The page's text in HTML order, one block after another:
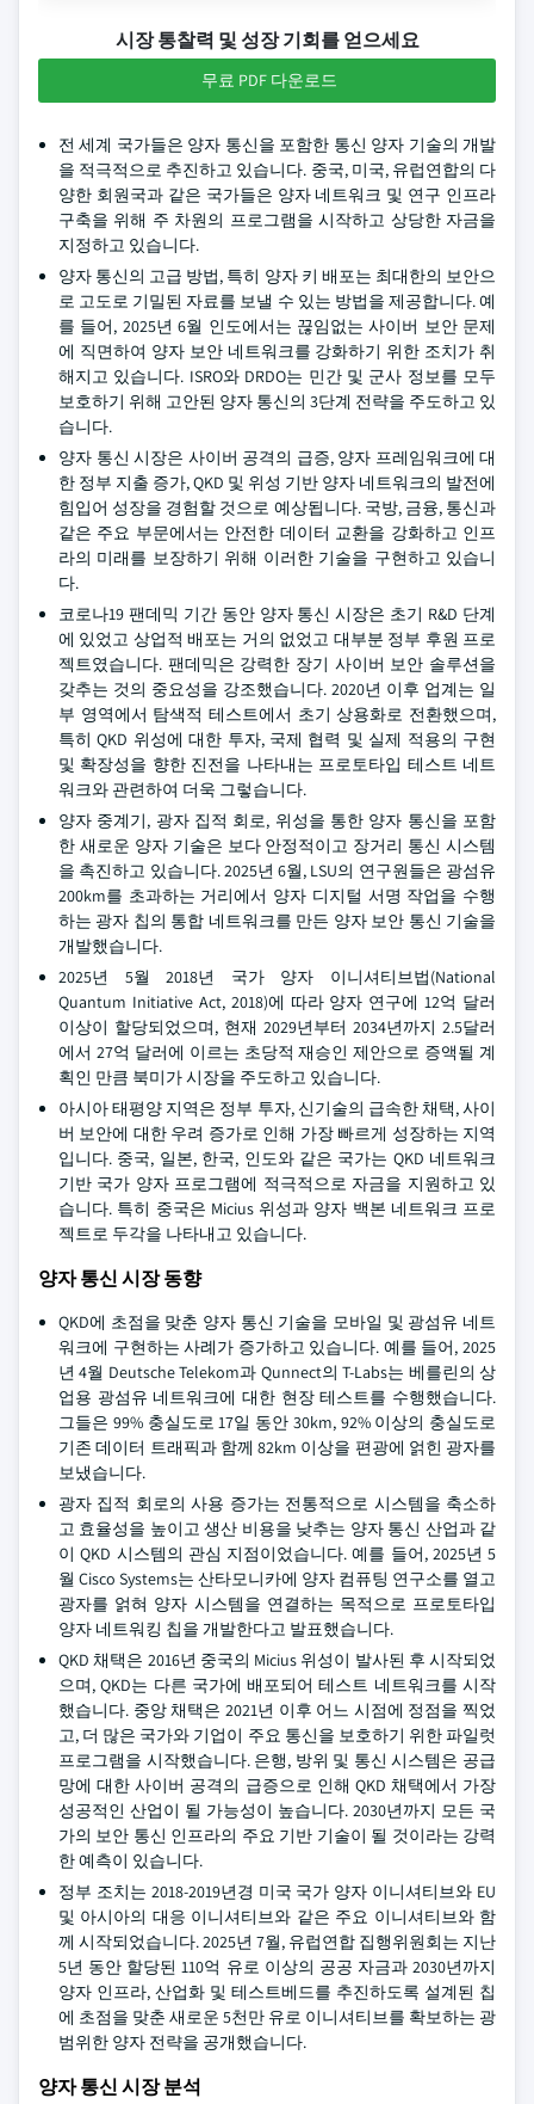
시장 통찰력 및 성장 기회를 얻으세요
무료 PDF 다운로드
전 세계 국가들은 양자 통신을 포함한 통신 양자 기술의 개발
을 적극적으로 추진하고 있습니다. 중국, 미국, 유럽연합의 다
양한 회원국과 같은 국가들은 양자 네트워크 및 연구 인프라
구축을 위해 주 차원의 프로그램을 시작하고 상당한 자금을
지정하고 있습니다.
양자 통신의 고급 방법, 특히 양자 키 배포는 최대한의 보안으
로 고도로 기밀된 자료를 보낼 수 있는 방법을 제공합니다. 예
를 들어, 2025년 6월 인도에서는 끊임없는 사이버 보안 문제
에 직면하여 양자 보안 네트워크를 강화하기 위한 조치가 취
해지고 있습니다. ISRO와 DRDO는 민간 및 군사 정보를 모두
보호하기 위해 고안된 양자 통신의 3단계 전략을 주도하고 있
습니다.
양자 통신 시장은 사이버 공격의 급증, 양자 프레임워크에 대
한 정부 지출 증가, QKD 및 위성 기반 양자 네트워크의 발전에
힘입어 성장을 경험할 것으로 예상됩니다. 국방, 금융, 통신과
같은 주요 부문에서는 안전한 데이터 교환을 강화하고 인프
라의 미래를 보장하기 위해 이러한 기술을 구현하고 있습니
다.
코로나19 팬데믹 기간 동안 양자 통신 시장은 초기 R&D 단계
에 있었고 상업적 배포는 거의 없었고 대부분 정부 후원 프로
젝트였습니다. 팬데믹은 강력한 장기 사이버 보안 솔루션을
갖추는 것의 중요성을 강조했습니다. 2020년 이후 업계는 일
부 영역에서 탐색적 테스트에서 초기 상용화로 전환했으며,
특히 QKD 위성에 대한 투자, 국제 협력 및 실제 적용의 구현
및 확장성을 향한 진전을 나타내는 프로토타입 테스트 네트
워크와 관련하여 더욱 그렇습니다.
양자 중계기, 광자 집적 회로, 위성을 통한 양자 통신을 포함
한 새로운 양자 기술은 보다 안정적이고 장거리 통신 시스템
을 촉진하고 있습니다. 2025년 6월, LSU의 연구원들은 광섬유
200km를 초과하는 거리에서 양자 디지털 서명 작업을 수행
하는 광자 칩의 통합 네트워크를 만든 양자 보안 통신 기술을
개발했습니다.
2025년 5월 2018년 국가 양자 이니셔티브법(National
Quantum Initiative Act, 2018)에 따라 양자 연구에 12억 달러
이상이 할당되었으며, 현재 2029년부터 2034년까지 2.5달러
에서 27억 달러에 이르는 초당적 재승인 제안으로 증액될 계
획인 만큼 북미가 시장을 주도하고 있습니다.
아시아 태평양 지역은 정부 투자, 신기술의 급속한 채택, 사이
버 보안에 대한 우려 증가로 인해 가장 빠르게 성장하는 지역
입니다. 중국, 일본, 한국, 인도와 같은 국가는 QKD 네트워크
기반 국가 양자 프로그램에 적극적으로 자금을 지원하고 있
습니다. 특히 중국은 Micius 위성과 양자 백본 네트워크 프로
젝트로 두각을 나타내고 있습니다.
양자 통신 시장 동향
QKD에 초점을 맞춘 양자 통신 기술을 모바일 및 광섬유 네트
워크에 구현하는 사례가 증가하고 있습니다. 예를 들어, 2025
년 4월 Deutsche Telekom과 Qunnect의 T-Labs는 베를린의 상
업용 광섬유 네트워크에 대한 현장 테스트를 수행했습니다.
그들은 99% 충실도로 17일 동안 30km, 92% 이상의 충실도로
기존 데이터 트래픽과 함께 82km 이상을 편광에 얽힌 광자를
보냈습니다.
광자 집적 회로의 사용 증가는 전통적으로 시스템을 축소하
고 효율성을 높이고 생산 비용을 낮추는 양자 통신 산업과 같
이 QKD 시스템의 관심 지점이었습니다. 예를 들어, 2025년 5
월 Cisco Systems는 산타모니카에 양자 컴퓨팅 연구소를 열고
광자를 얽혀 양자 시스템을 연결하는 목적으로 프로토타입
양자 네트워킹 칩을 개발한다고 발표했습니다.
QKD 채택은 2016년 중국의 Micius 위성이 발사된 후 시작되었
으며, QKD는 다른 국가에 배포되어 테스트 네트워크를 시작
했습니다. 중앙 채택은 2021년 이후 어느 시점에 정점을 찍었
고, 더 많은 국가와 기업이 주요 통신을 보호하기 위한 파일럿
프로그램을 시작했습니다. 은행, 방위 및 통신 시스템은 공급
망에 대한 사이버 공격의 급증으로 인해 QKD 채택에서 가장
성공적인 산업이 될 가능성이 높습니다. 2030년까지 모든 국
가의 보안 통신 인프라의 주요 기반 기술이 될 것이라는 강력
한 예측이 있습니다.
정부 조치는 2018-2019년경 미국 국가 양자 이니셔티브와 EU
및 아시아의 대응 이니셔티브와 같은 주요 이니셔티브와 함
께 시작되었습니다. 2025년 7월, 유럽연합 집행위원회는 지난
5년 동안 할당된 110억 유로 이상의 공공 자금과 2030년까지
양자 인프라, 산업화 및 테스트베드를 추진하도록 설계된 칩
에 초점을 맞춘 새로운 5천만 유로 이니셔티브를 확보하는 광
범위한 양자 전략을 공개했습니다.
양자 통신 시장 분석